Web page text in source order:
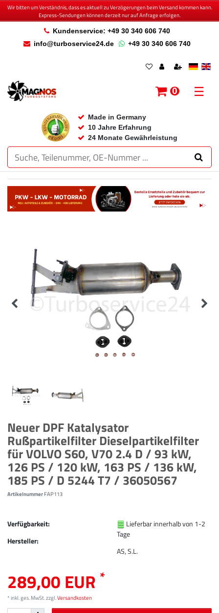
Wir bitten um Verständnis, dass es aktuell zu Verzögerungen beim Versand kommen kann.
Express-Sendungen können derzeit nur auf Anfrage erfolgen.
Kundenservice: +49 30 340 606 740
info@turboservice24.de
+49 30 340 606 740
Made in Germany
10 Jahre Erfahrung
24 Monate Gewährleistung
0 ☰
Neuer DPF Katalysator
Rußpartikelfilter Dieselpartikelfilter
für VOLVO S60, V70 2.4 D / 93 kW,
126 PS / 120 kW, 163 PS / 136 kW,
185 PS / D 5244 T7 / 36050567
ArtikelnummerFAP113
Verfügbarkeit:
Hersteller:
Lieferbar innerhalb von 1-2
Tage
AS, S.L.
289,00 EUR *
* inkl. ges. MwSt. zzgl.Versandkosten